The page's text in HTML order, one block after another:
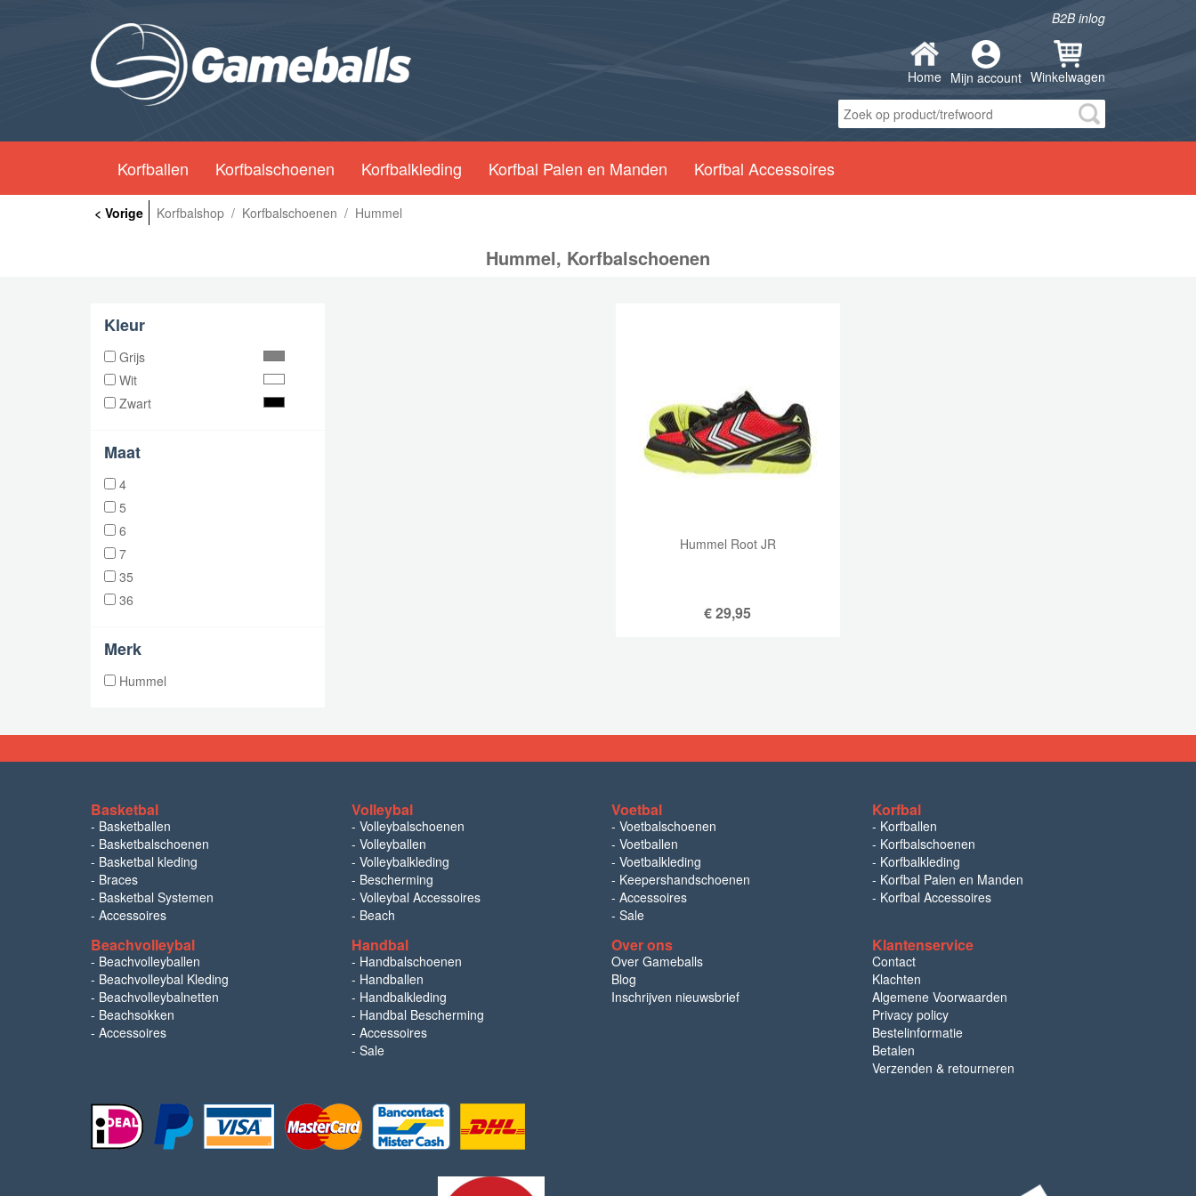
B2B inlog
Home Mijn account Winkelwagen
Korfballen Korfbalschoenen Korfbalkleding Korfbal Palen en Manden Korfbal Accessoires
< Vorige Korfbalshop / Korfbalschoenen / Hummel
Hummel, Korfbalschoenen
Hummel Root JR
€29,95
Kleur
Grijs
Wit
Zwart
Maat
4
5
6
7
35
36
Merk
Hummel
Basketbal
- Basketballen
- Basketbalschoenen
- Basketbal kleding
- Braces
- Basketbal Systemen
- Accessoires
Volleybal
- Volleybalschoenen
- Volleyballen
- Volleybalkleding
- Bescherming
- Volleybal Accessoires
- Beach
Voetbal
- Voetbalschoenen
- Voetballen
- Voetbalkleding
- Keepershandschoenen
- Accessoires
- Sale
Korfbal
- Korfballen
- Korfbalschoenen
- Korfbalkleding
- Korfbal Palen en Manden
- Korfbal Accessoires
Beachvolleybal
- Beachvolleyballen
- Beachvolleybal Kleding
- Beachvolleybalnetten
- Beachsokken
- Accessoires
Handbal
- Handbalschoenen
- Handballen
- Handbalkleding
- Handbal Bescherming
- Accessoires
- Sale
Over ons
Over Gameballs
Blog
Inschrijven nieuwsbrief
Klantenservice
Contact
Klachten
Algemene Voorwaarden
Privacy policy
Bestelinformatie
Betalen
Verzenden & retourneren